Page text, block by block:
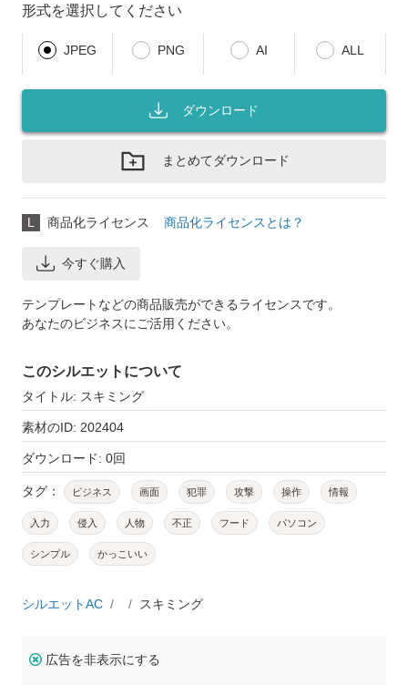
形式を選択してください
JPEG PNG AI ALL
ダウンロード
まとめてダウンロード
L 商品化ライセンス 商品化ライセンスとは？
今すぐ購入
テンプレートなどの商品販売ができるライセンスです。
あなたのビジネスにご活用ください。
このシルエットについて
タイトル: スキミング
素材のID: 202404
ダウンロード: 0回
タグ： ビジネス 画面 犯罪 攻撃 操作 情報
入力 侵入 人物 不正 フード パソコン
シンプル かっこいい
シルエットAC スキミング
広告を非表示にする